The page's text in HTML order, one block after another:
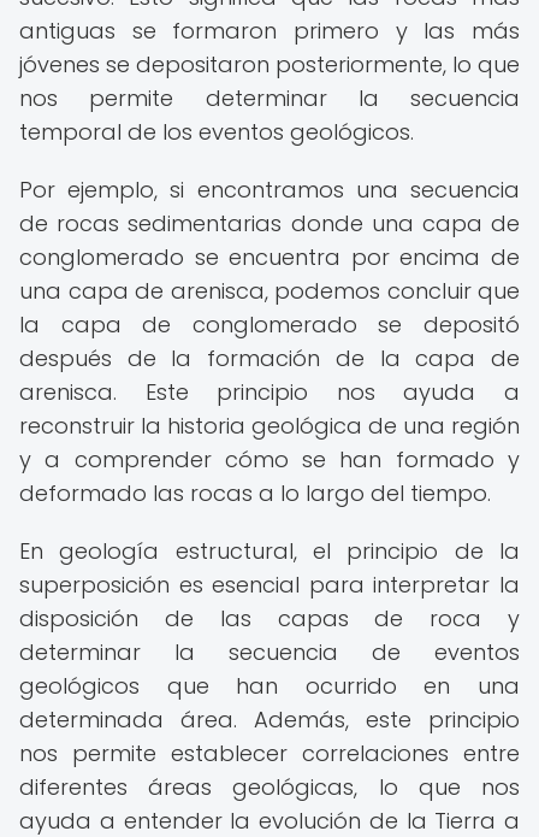
antiguas se formaron primero y las más
jóvenes se depositaron posteriormente, lo que
nos permite determinar la secuencia
temporal de los eventos geológicos.
Por ejemplo, si encontramos una secuencia
de rocas sedimentarias donde una capa de
conglomerado se encuentra por encima de
una capa de arenisca, podemos concluir que
la capa de conglomerado se depositó
después de la formación de la capa de
arenisca. Este principio nos ayuda a
reconstruir la historia geológica de una región
y a comprender cómo se han formado y
deformado las rocas a lo largo del tiempo.
En geología estructural, el principio de la
superposición es esencial para interpretar la
disposición de las capas de roca y
determinar la secuencia de eventos
geológicos que han ocurrido en una
determinada área. Además, este principio
nos permite establecer correlaciones entre
diferentes áreas geológicas, lo que nos
ayuda a entender la evolución de la Tierra a